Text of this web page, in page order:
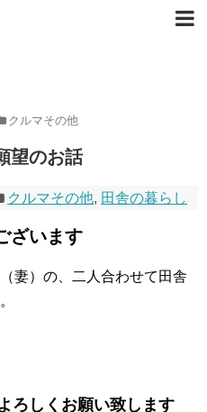
クルマその他
望のお話
クルマその他, 田舎の暮らし
ざいます
妻）の、二人合わせて田舎
ろしくお願い致します